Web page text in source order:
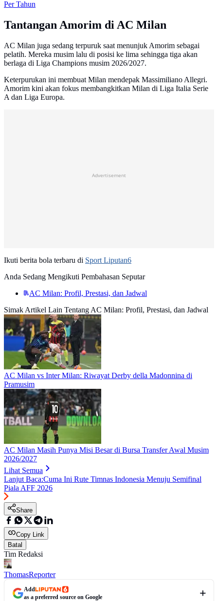
Per Tahun
Tantangan Amorim di AC Milan
AC Milan juga sedang terpuruk saat menunjuk Amorim sebagai
pelatih. Mereka musim lalu di posisi ke lima sehingga tiga akan
berlaga di Liga Champions musim 2026/2027.
Keterpurukan ini membuat Milan mendepak Massimiliano Allegri.
Amorim kini akan fokus membangkitkan Milan di Liga Italia Serie
A dan Liga Europa.
Advertisement
Ikuti berita bola terbaru di Sport Liputan6
Anda Sedang Mengikuti Pembahasan Seputar
AC Milan: Profil, Prestasi, dan Jadwal
Simak Artikel Lain Tentang AC Milan: Profil, Prestasi, dan Jadwal
AC Milan vs Inter Milan: Riwayat Derby della Madonnina di
Pramusim
AC Milan Masih Punya Misi Besar di Bursa Transfer Awal Musim
2026/2027
Lihat Semua
Lanjut Baca:Cuma Ini Rute Timnas Indonesia Menuju Semifinal
Piala AFF 2026
Share
Copy Link
Batal
Tim Redaksi
ThomasReporter
Add
as a preferred source on Google